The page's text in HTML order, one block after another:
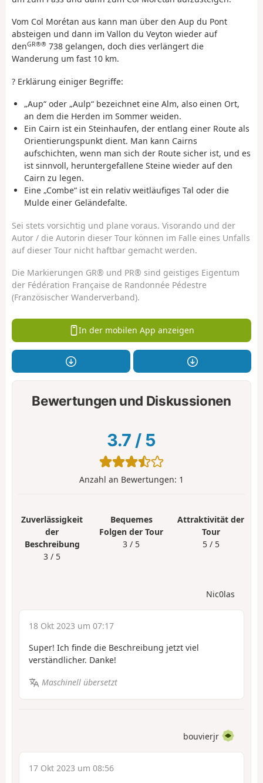
Vom Col Morétan aus kann man über den Aup du Pont
absteigen und dann im Vallon du Veyton wieder auf
denGR®® 738 gelangen, doch dies verlängert die
Wanderung um fast 10 km.
? Erklärung einiger Begriffe:
„Aup“ oder „Aulp“ bezeichnet eine Alm, also einen Ort,
an dem die Herden im Sommer weiden.
Ein Cairn ist ein Steinhaufen, der entlang einer Route als
Orientierungspunkt dient. Man kann Cairns
aufschichten, wenn man sich der Route sicher ist, und es
ist sinnvoll, heruntergefallene Steine wieder auf den
Cairn zu legen.
Eine „Combe“ ist ein relativ weitläufiges Tal oder die
Mulde einer Geländefalte.
Sei stets vorsichtig und plane voraus. Visorando und der
Autor / die Autorin dieser Tour können im Falle eines Unfalls
auf dieser Tour nicht haftbar gemacht werden.
Die Markierungen GR® und PR® sind geistiges Eigentum
der Fédération Française de Randonnée Pédestre
(Französischer Wanderverband).
In der mobilen App anzeigen
Bewertungen und Diskussionen
3.7 / 5
Anzahl an Bewertungen: 1
Zuverlässigkeit
der
Beschreibung
3 / 5
Bequemes
Folgen der Tour
3 / 5
Attraktivität der
Tour
5 / 5
Nic0las
18 Okt 2023 um 07:17
Super! Ich finde die Beschreibung jetzt viel
verständlicher. Danke!
Maschinell übersetzt
bouvierjr
17 Okt 2023 um 08:56